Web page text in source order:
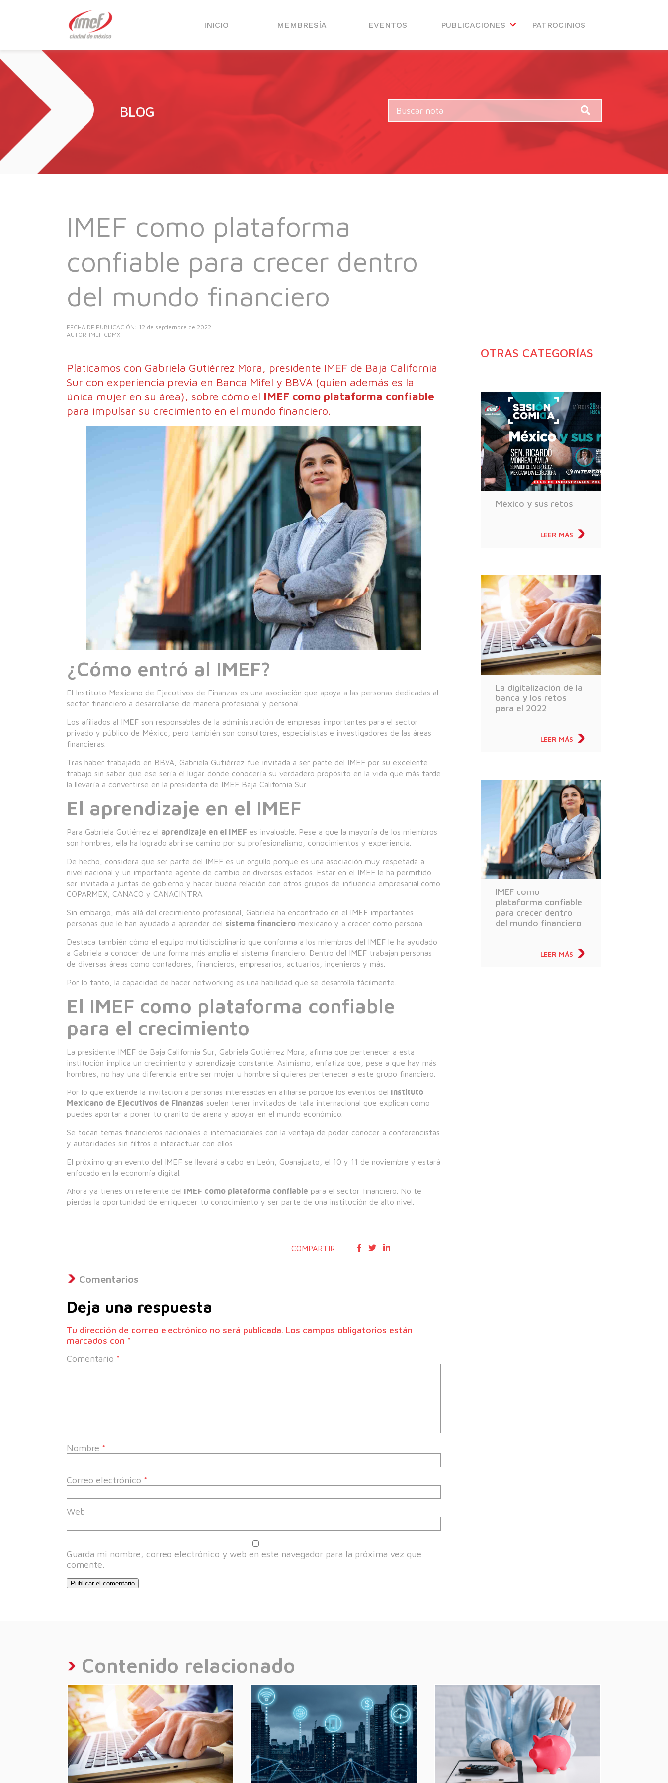
INICIO MEMBRESÍA EVENTOS PUBLICACIONES PATROCINIOS
BLOG
IMEF como plataforma
confiable para crecer dentro
del mundo financiero
FECHA DE PUBLICACIÓN: 12 de septiembre de 2022
AUTOR:IMEF CDMX
Platicamos con Gabriela Gutiérrez Mora, presidente IMEF de Baja California
Sur con experiencia previa en Banca Mifel y BBVA (quien además es la
única mujer en su área), sobre cómo el IMEF como plataforma confiable
para impulsar su crecimiento en el mundo financiero.
¿Cómo entró al IMEF?
El Instituto Mexicano de Ejecutivos de Finanzas es una asociación que apoya a las personas dedicadas al
sector financiero a desarrollarse de manera profesional y personal.
Los afiliados al IMEF son responsables de la administración de empresas importantes para el sector
privado y público de México, pero también son consultores, especialistas e investigadores de las áreas
financieras.
Tras haber trabajado en BBVA, Gabriela Gutiérrez fue invitada a ser parte del IMEF por su excelente
trabajo sin saber que ese sería el lugar donde conocería su verdadero propósito en la vida que más tarde
la llevaría a convertirse en la presidenta de IMEF Baja California Sur.
El aprendizaje en el IMEF
Para Gabriela Gutiérrez el aprendizaje en el IMEFes invaluable. Pese a que la mayoría de los miembros
son hombres, ella ha logrado abrirse camino por su profesionalismo, conocimientos y experiencia.
De hecho, considera que ser parte del IMEF es un orgullo porque es una asociación muy respetada a
nivel nacional y un importante agente de cambio en diversos estados. Estar en el IMEF le ha permitido
ser invitada a juntas de gobierno y hacer buena relación con otros grupos de influencia empresarial como
COPARMEX, CANACO y CANACINTRA.
Sin embargo, más allá del crecimiento profesional, Gabriela ha encontrado en el IMEF importantes
personas que le han ayudado a aprender del sistema financieromexicano y a crecer como persona.
Destaca también cómo el equipo multidisciplinario que conforma a los miembros del IMEF le ha ayudado
a Gabriela a conocer de una forma más amplia el sistema financiero. Dentro del IMEF trabajan personas
de diversas áreas como contadores, financieros, empresarios, actuarios, ingenieros y más.
Por lo tanto, la capacidad de hacer networking es una habilidad que se desarrolla fácilmente.
El IMEF como plataforma confiable
para el crecimiento
La presidente IMEF de Baja California Sur, Gabriela Gutiérrez Mora, afirma que pertenecer a esta
institución implica un crecimiento y aprendizaje constante. Asimismo, enfatiza que, pese a que hay más
hombres, no hay una diferencia entre ser mujer u hombre si quieres pertenecer a este grupo financiero.
Por lo que extiende la invitación a personas interesadas en afiliarse porque los eventos del Instituto
Mexicano de Ejecutivos de Finanzas suelen tener invitados de talla internacional que explican cómo
puedes aportar a poner tu granito de arena y apoyar en el mundo económico.
Se tocan temas financieros nacionales e internacionales con la ventaja de poder conocer a conferencistas
y autoridades sin filtros e interactuar con ellos
El próximo gran evento del IMEF se llevará a cabo en León, Guanajuato, el 10 y 11 de noviembre y estará
enfocado en la economía digital.
Ahora ya tienes un referente del IMEF como plataforma confiable para el sector financiero. No te
pierdas la oportunidad de enriquecer tu conocimiento y ser parte de una institución de alto nivel.
COMPARTIR
Comentarios
Deja una respuesta
Tu dirección de correo electrónico no será publicada. Los campos obligatorios están
marcados con *
Comentario *
Nombre *
Correo electrónico *
Web
Guarda mi nombre, correo electrónico y web en este navegador para la próxima vez que
comente.
OTRAS CATEGORÍAS
México y sus retos
LEER MÁS
La digitalización de la
banca y los retos
para el 2022
LEER MÁS
IMEF como
plataforma confiable
para crecer dentro
del mundo financiero
LEER MÁS
Contenido relacionado